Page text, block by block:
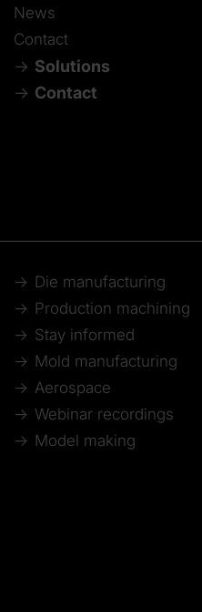
News
Contact
Solutions
Contact
Die manufacturing
Production machining
Stay informed
Mold manufacturing
Aerospace
Webinar recordings
Model making